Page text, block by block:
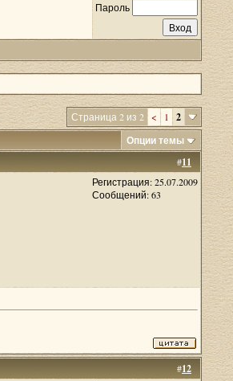
Пароль
Страница 2 из 2 < 1
2
Опции темы
#11
Регистрация: 25.07.2009
Сообщений: 63
#12